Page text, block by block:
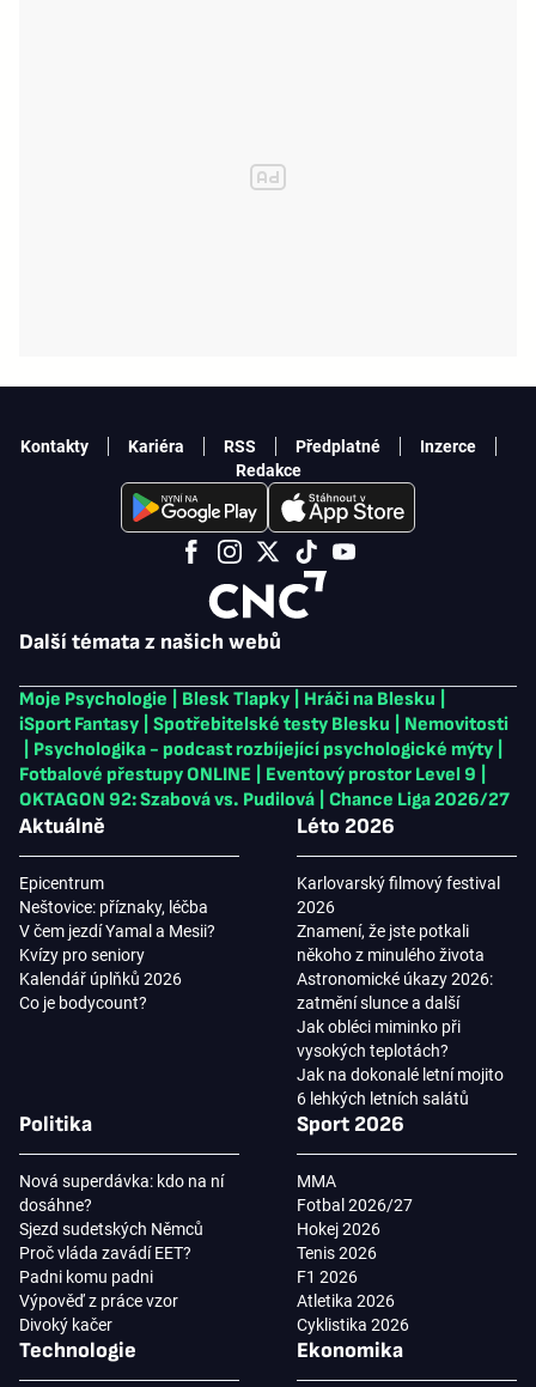
Další témata z našich webů
Moje Psychologie Blesk Tlapky Hráči na Blesku
iSport Fantasy
Spotřebitelské testy Blesku
Nemovitosti
Psychologika - podcast rozbíjející psychologické mýty
Fotbalové přestupy ONLINE
Eventový prostor Level 9
OKTAGON 92: Szabová vs. Pudilová
Chance Liga 2026/27
Aktuálně
Epicentrum
Neštovice: příznaky, léčba
V čem jezdí Yamal a Mesii?
Kvízy pro seniory
Kalendář úplňků 2026
Co je bodycount?
Léto 2026
Karlovarský filmový festival
2026
Znamení, že jste potkali
někoho z minulého života
Astronomické úkazy 2026:
zatmění slunce a další
Jak obléci miminko při
vysokých teplotách?
Jak na dokonalé letní mojito
6 lehkých letních salátů
Politika
Nová superdávka: kdo na ní
dosáhne?
Sjezd sudetských Němců
Proč vláda zavádí EET?
Padni komu padni
Výpověď z práce vzor
Divoký kačer
Sport 2026
MMA
Fotbal 2026/27
Hokej 2026
Tenis 2026
F1 2026
Atletika 2026
Cyklistika 2026
Technologie Ekonomika
Kontakty Kariéra RSS Předplatné
Inzerce
Redakce